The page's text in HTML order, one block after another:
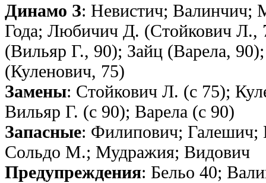
Динамо З: Невистич; Валинчич;
Года; Любичич Д. (Стойкович
(Вильяр Г., 90); Зайц (Варела,
(Куленович, 75)
Замены: Стойкович Л. (с 75);
Вильяр Г. (с 90); Варела (с 90)
Запасные: Филипович; Галешич;
Сольдо М.; Мудражия; Видович
Предупреждения: Бельо 40;